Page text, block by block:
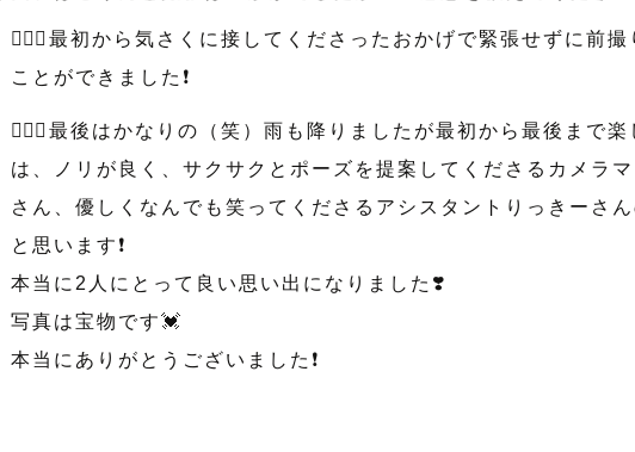
🤵🏻‍♂️最初から気さくに接してくださったおかげで緊張せずに前撮
ことができました❗️
👰🏻‍♀️最後はかなりの（笑）雨も降りましたが最初から最後まで楽
は、ノリが良く、サクサクとポーズを提案してくださるカメラ
さん、優しくなんでも笑ってくださるアシスタントりっきーさ
と思います❗️
本当に2人にとって良い思い出になりました❣️
写真は宝物です💓
本当にありがとうございました❗️